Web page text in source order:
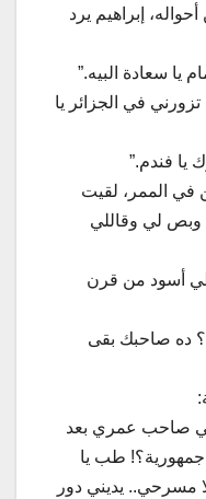
إبراهيم يرد
يا سعادة البيه.”
في الجزائر يا
يا فندم.”
في الممر، لقيت
وبص لي وقاللي
أسود من قرن
ده صاحبك بقى
صاحب عمري بعد
جمهورية؟! طب يا
مسرحي.. يديني دور